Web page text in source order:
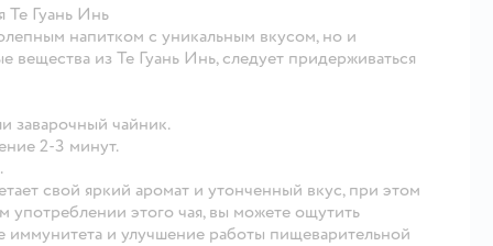
Те Гуань Инь
напитком с уникальным вкусом, но и
вещества из Те Гуань Инь, следует придерживаться
заварочный чайник.
2-3 минут.
свой яркий аромат и утонченный вкус, при этом
употреблении этого чая, вы можете ощутить
и улучшение работы пищеварительной